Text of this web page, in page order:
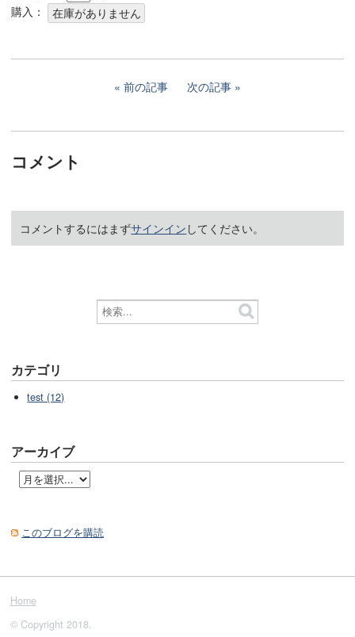
購入：
前の記事 次の記事
コメント
コメントするにはまずサインイン してください。
カテゴリ
test (12)
アーカイブ
このブログを購読
Home
© Copyright 2018.